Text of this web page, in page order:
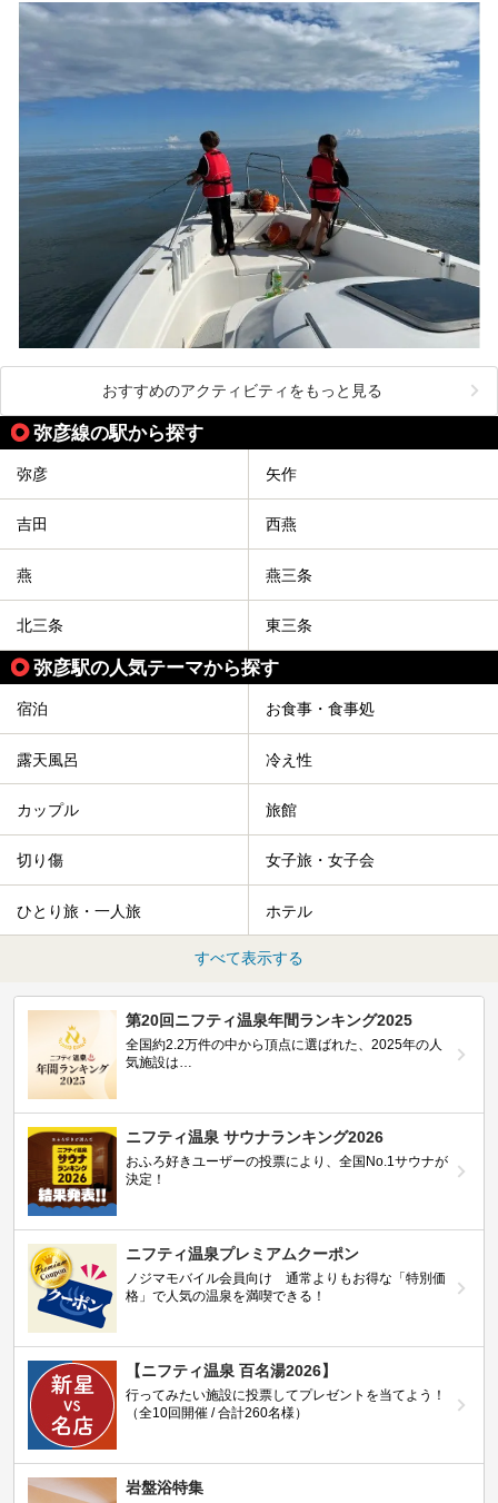
おすすめのアクティビティをもっと見る
弥彦線の駅から探す
弥彦 矢作
吉田 西燕
燕 燕三条
北三条 東三条
弥彦駅の人気テーマから探す
宿泊 お食事・食事処
露天風呂 冷え性
カップル 旅館
切り傷 女子旅・女子会
ひとり旅・一人旅 ホテル
すべて表示する
第20回ニフティ温泉年間ランキング2025
全国約2.2万件の中から頂点に選ばれた、2025年の人
気施設は…
ニフティ温泉 サウナランキング2026
おふろ好きユーザーの投票により、全国No.1サウナが
決定！
ニフティ温泉プレミアムクーポン
ノジマモバイル会員向け 通常よりもお得な「特別価
格」で人気の温泉を満喫できる！
【ニフティ温泉 百名湯2026】
行ってみたい施設に投票してプレゼントを当てよう！
（全10回開催 / 合計260名様）
岩盤浴特集